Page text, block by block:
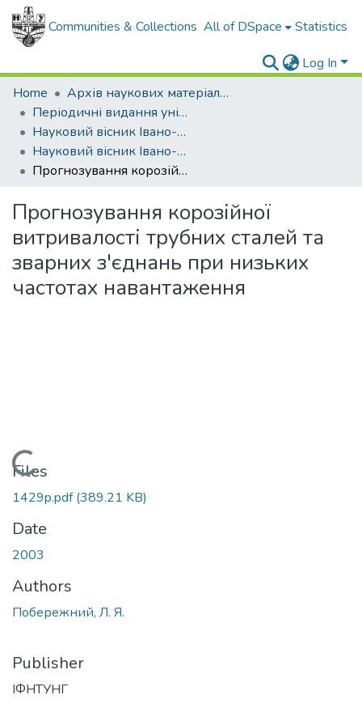
Communities & Collections All of DSpace Statistics
Log In
Home
Архів наукових матеріалів
Періодичні видання університету
Науковий вісник Івано-Франківського національного технічного університету нафти і газу
Науковий вісник Івано-Франківського національного технічного університету нафти і газу - 2003 - №2
Прогнозування корозійної витривалості трубних сталей та зварних з'єднань при низьких частотах навантаження
Прогнозування корозійної
витривалості трубних сталей та
зварних з'єднань при низьких
частотах навантаження
Loading...
Files
1429p.pdf(389.21 KB)
Date
2003
Authors
Побережний, Л. Я.
Publisher
ІФНТУНГ